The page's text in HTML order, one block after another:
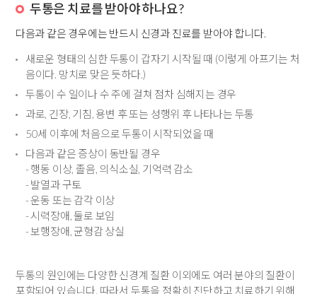
두통은 치료를 받아야 하나요?
다음과 같은 경우에는 반드시 신경과 진료를 받아야 합니다.
새로운 형태의 심한 두통이 갑자기 시작될 때 (이렇게 아프기는 처
음이다. 망치로 맞은 듯하다.)
두통이 수 일이나 수 주에 걸쳐 점차 심해지는 경우
과로, 긴장, 기침, 용변 후 또는 성행위 후 나타나는 두통
50세 이후에 처음으로 두통이 시작되었을 때
다음과 같은 증상이 동반될 경우
- 행동 이상, 졸음, 의식소실, 기억력 감소
- 발열과 구토
- 운동 또는 감각 이상
- 시력장애, 둘로 보임
- 보행장애, 균형감 상실
두통의 원인에는 다양한 신경계 질환 이외에도 여러 분야의 질환이
포함되어 있습니다. 따라서 두통을 정확히 진단하고 치료하기 위해